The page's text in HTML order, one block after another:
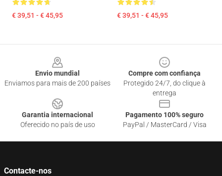
€ 39,51 - € 45,95 € 39,51 - € 45,95
Envio mundial
Enviamos para mais de 200 países
Compre com confiança
Protegido 24/7, do clique à
entrega
Garantia internacional
Oferecido no país de uso
Pagamento 100% seguro
PayPal / MasterCard / Visa
Contacte-nos